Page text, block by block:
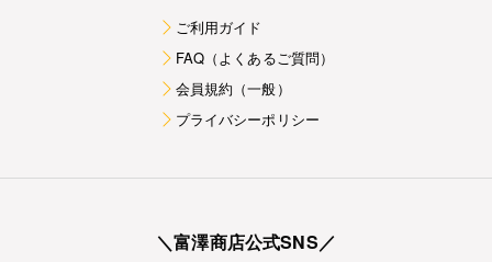
ご利用ガイド
FAQ（よくあるご質問）
会員規約（一般）
プライバシーポリシー
＼富澤商店公式SNS／